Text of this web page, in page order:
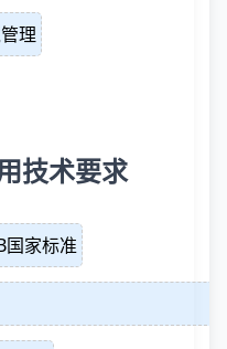
理
技术要求
国家标准